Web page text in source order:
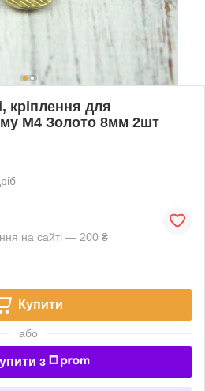
кріплення для
М4 Золото 8мм 2шт
на сайті — 200 ₴
Купити
або
з